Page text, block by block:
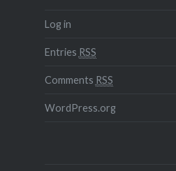
Log in
Entries RSS
Comments RSS
WordPress.org